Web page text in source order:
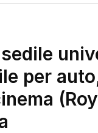
per